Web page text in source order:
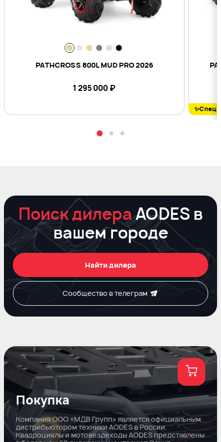
PATHCROSS 800L MUD PRO 2026
1 295 000 ₽
Поиск дилераAODES в
вашем городе
Найти дилера
Сообщество в телеграм
Покупка
Компания ООО «МДВ Групп» является официальным
дистрибьютором техники AODES в России.
Квадроциклы и мотовездеходы AODES представлены